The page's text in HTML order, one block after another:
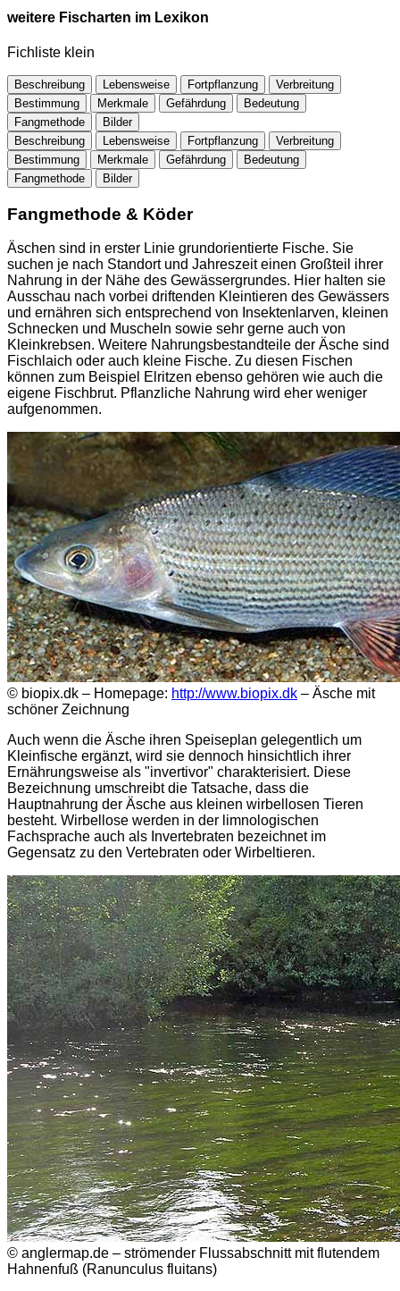
weitere Fischarten im Lexikon
Fichliste klein
Beschreibung Lebensweise Fortpflanzung
Verbreitung
Bestimmung
Merkmale Gefährdung
Bedeutung
Fangmethode
Bilder
Beschreibung
Lebensweise Fortpflanzung
Verbreitung
Bestimmung
Merkmale Gefährdung
Bedeutung
Fangmethode
Bilder
Fangmethode & Köder
Äschen sind in erster Linie grundorientierte Fische. Sie
suchen je nach Standort und Jahreszeit einen Großteil ihrer
Nahrung in der Nähe des Gewässergrundes. Hier halten sie
Ausschau nach vorbei driftenden Kleintieren des Gewässers
und ernähren sich entsprechend von Insektenlarven, kleinen
Schnecken und Muscheln sowie sehr gerne auch von
Kleinkrebsen. Weitere Nahrungsbestandteile der Äsche sind
Fischlaich oder auch kleine Fische. Zu diesen Fischen
können zum Beispiel Elritzen ebenso gehören wie auch die
eigene Fischbrut. Pflanzliche Nahrung wird eher weniger
aufgenommen.
© biopix.dk – Homepage: http://www.biopix.dk – Äsche mit
schöner Zeichnung
Auch wenn die Äsche ihren Speiseplan gelegentlich um
Kleinfische ergänzt, wird sie dennoch hinsichtlich ihrer
Ernährungsweise als "invertivor" charakterisiert. Diese
Bezeichnung umschreibt die Tatsache, dass die
Hauptnahrung der Äsche aus kleinen wirbellosen Tieren
besteht. Wirbellose werden in der limnologischen
Fachsprache auch als Invertebraten bezeichnet im
Gegensatz zu den Vertebraten oder Wirbeltieren.
© anglermap.de – strömender Flussabschnitt mit flutendem
Hahnenfuß (Ranunculus fluitans)